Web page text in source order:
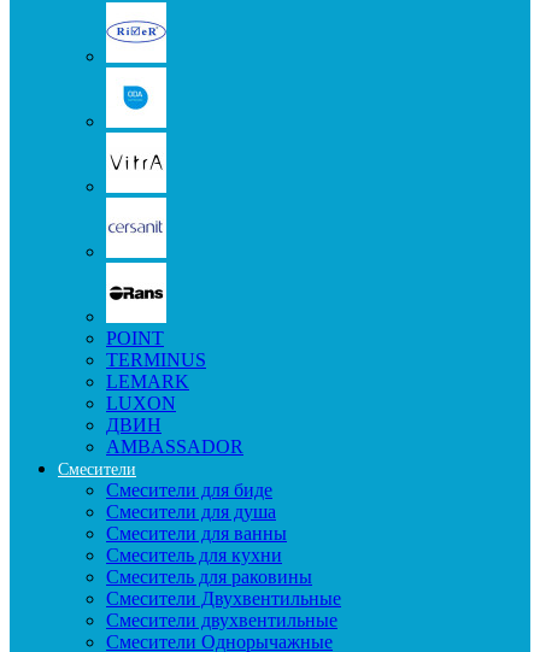
POINT
TERMINUS
LEMARK
LUXON
ДВИН
AMBASSADOR
Смесители
Смесители для биде
Смесители для душа
Смесители для ванны
Смеситель для кухни
Смеситель для раковины
Смесители Двухвентильные
Смесители двухвентильные
Смесители Однорычажные